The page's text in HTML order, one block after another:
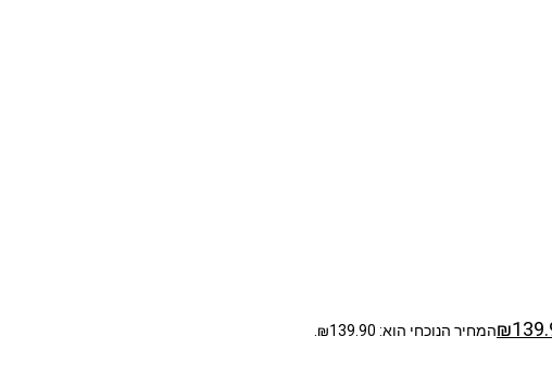
₪המחיר הנוכחי הוא: ₪139.90.